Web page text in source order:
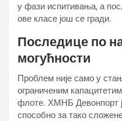
у фази испитивања, а
ове класе још се гради.
Последице по
могућности
Проблем није само у
ограниченим
флоте. ХМНБ Девонпорт
способно за тако